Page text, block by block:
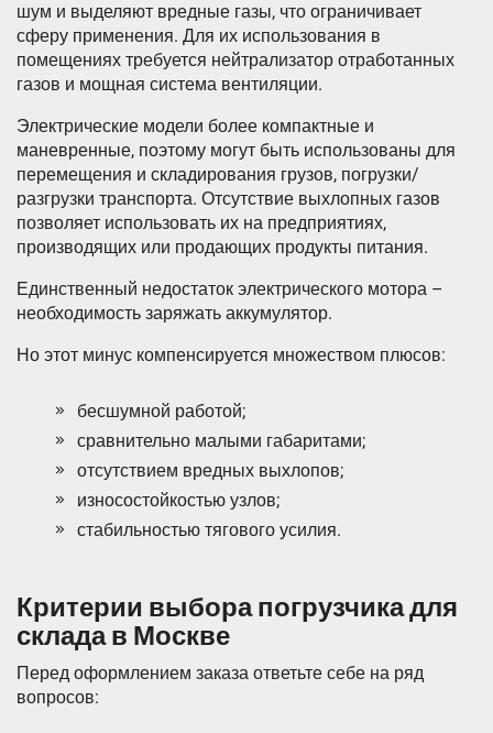
шум и выделяют вредные газы, что ограничивает
сферу применения. Для их использования в
помещениях требуется нейтрализатор отработанных
газов и мощная система вентиляции.
Электрические модели более компактные и
маневренные, поэтому могут быть использованы для
перемещения и складирования грузов, погрузки/
разгрузки транспорта. Отсутствие выхлопных газов
позволяет использовать их на предприятиях,
производящих или продающих продукты питания.
Единственный недостаток электрического мотора –
необходимость заряжать аккумулятор.
Но этот минус компенсируется множеством плюсов:
бесшумной работой;
сравнительно малыми габаритами;
отсутствием вредных выхлопов;
износостойкостью узлов;
стабильностью тягового усилия.
Критерии выбора погрузчика для
склада в Москве
Перед оформлением заказа ответьте себе на ряд
вопросов: